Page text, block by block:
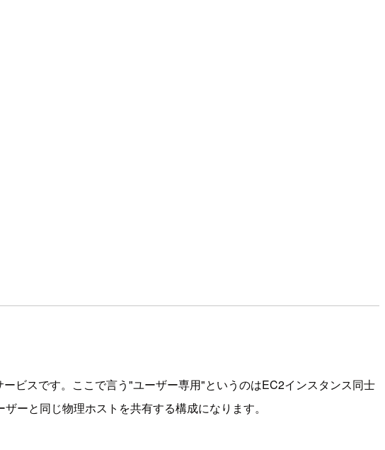
ビスです。ここで言う"ユーザー専用"というのはEC2インスタンス同士
ーと同じ物理ホストを共有する構成になります。